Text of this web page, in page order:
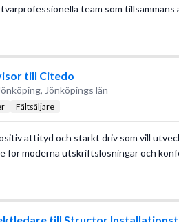
team som
till Citedo
Jönköpings län
Fältsäljare
attityd och starkt driv som vill
för moderna utskriftslösningar och
till Structor